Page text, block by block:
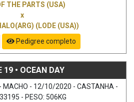
THE PARTS (USA)
x
(LODE (USA))
Pedigree completo
19 • OCEAN DAY
- MACHO - 12/10/2020 - CASTANHA -
- PESO: 506KG